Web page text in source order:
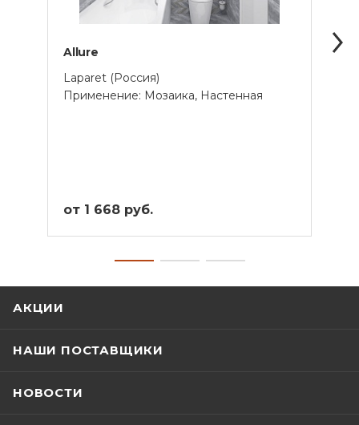
Allure
Laparet (Россия)
Применение: Мозаика, Настенная
от 1 668 руб.
АКЦИИ
НАШИ ПОСТАВЩИКИ
НОВОСТИ